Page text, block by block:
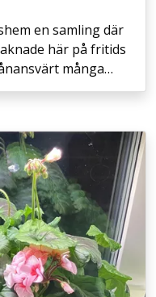
en samling där
här på fritids
många…